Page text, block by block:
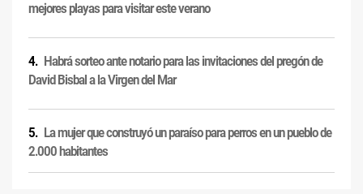
mejores playas para visitar este verano
Habrá sorteo ante notario para las invitaciones del pregón de
David Bisbal a la Virgen del Mar
La mujer que construyó un paraíso para perros en un pueblo de
2.000 habitantes